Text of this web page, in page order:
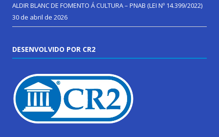
ALDIR BLANC DE FOMENTO Á CULTURA – PNAB (LEI Nº 14.399/2022)
30 de abril de 2026
DESENVOLVIDO POR CR2